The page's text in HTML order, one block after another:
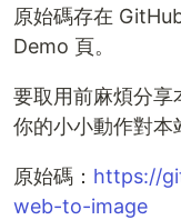
原始碼存在
Demo 頁。
要取用前麻煩分享
你的小小動作對本
原始碼： https://
web-to-image